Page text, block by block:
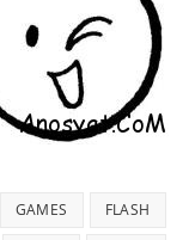
FLASH
GAMES